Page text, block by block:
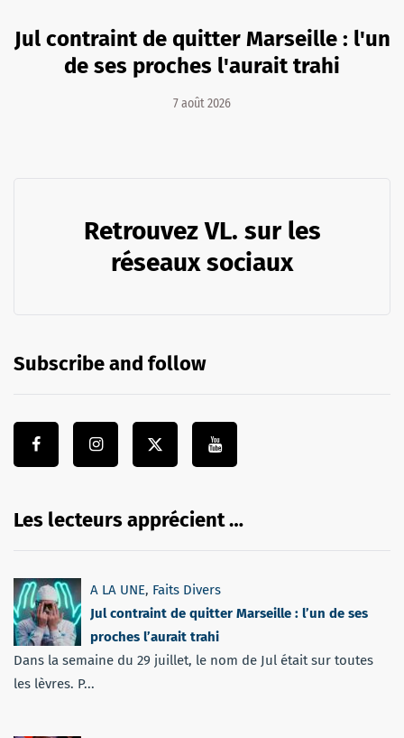
Jul contraint de quitter Marseille : l'un
de ses proches l'aurait trahi
7 août 2026
Retrouvez VL. sur les
réseaux sociaux
Subscribe and follow
Les lecteurs apprécient …
A LA UNE, Faits Divers
Jul contraint de quitter Marseille : l’un de ses
proches l’aurait trahi
Dans la semaine du 29 juillet, le nom de Jul était sur toutes
les lèvres. P...